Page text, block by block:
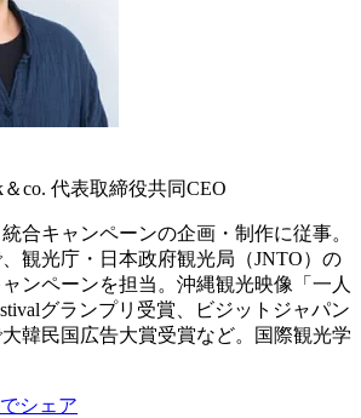
co. 代表取締役共同CEO
合キャンペーンの企画・制作に従事。
観光庁・日本政府観光局（JNTO）の
ンペーンを担当。沖縄観光映像「一人
グランプリ受賞、ビジットジャパン
韓民国広告大賞受賞など。国際観光学
シェア